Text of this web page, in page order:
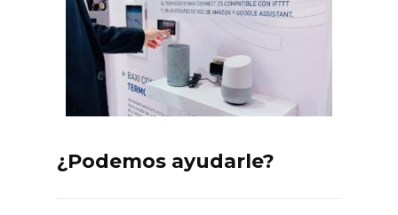
¿Podemos ayudarle?